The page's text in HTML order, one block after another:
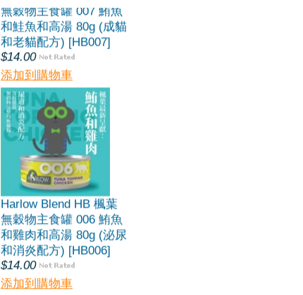
Harlow Blend HB 楓葉
無穀物主食罐 007 鮪魚
和鮭魚和高湯 80g (成貓
和老貓配方) [HB007]
$14.00
添加到購物車
Harlow Blend HB 楓葉
無穀物主食罐 006 鮪魚
和雞肉和高湯 80g (泌尿
和消炎配方) [HB006]
$14.00